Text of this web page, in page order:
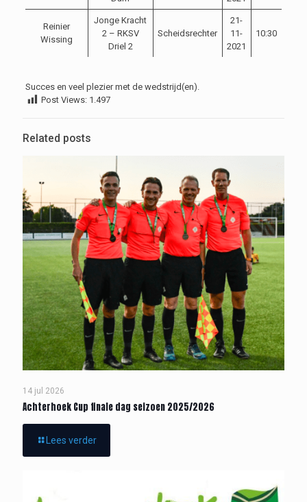
Reinier
Wissing
Jonge Kracht
2 – RKSV
Driel 2
Scheidsrechter
21-
11-
2021
10:30
Succes en veel plezier met de wedstrijd(en).
Post Views: 1.497
Related posts
14 jul 2026
Achterhoek Cup finale dag seizoen 2025/2026
Lees verder